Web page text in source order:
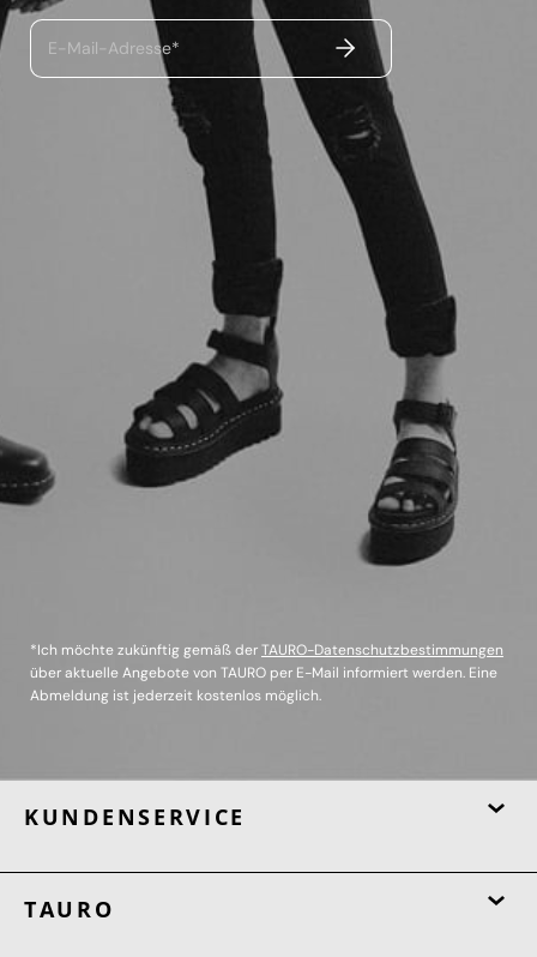
E-Mail-Adresse* ABSENDEN
*Ich möchte zukünftig gemäß derTAURO-Datenschutzbestimmungen
über aktuelle Angebote von TAURO per E-Mail informiert werden. Eine
Abmeldung ist jederzeit kostenlos möglich.
KUNDENSERVICE
TAURO